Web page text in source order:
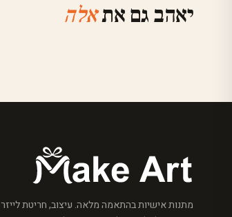
יאהב גם אתאלה
מתנות אישיות בהתאמה מלאה. עיצוב, חריטת לייזר